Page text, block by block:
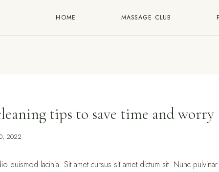
HOME MASSAGE CLUB
tips to save time and worry
2022
euismod lacinia. Sit amet cursus sit amet dictum sit. Nunc